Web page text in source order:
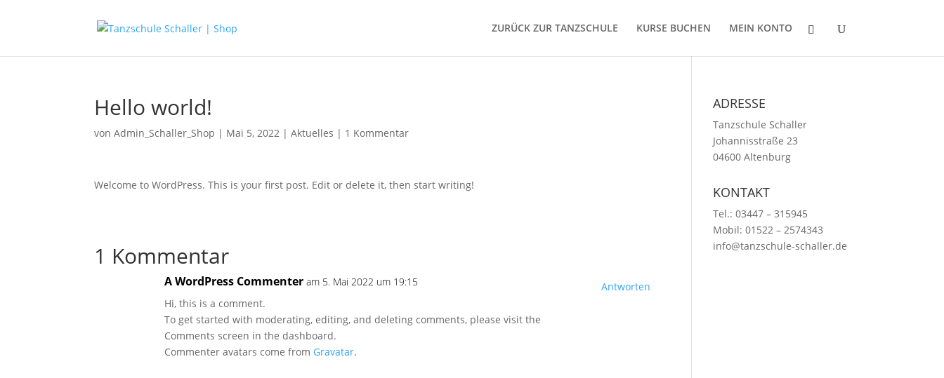
ZURÜCK ZUR TANZSCHULE KURSE BUCHEN MEIN KONTO
Hello world!
vonAdmin_Schaller_Shop | Mai 5, 2022 |Aktuelles | 1 Kommentar
Welcome to WordPress. This is your first post. Edit or delete it, then start writing!
1 Kommentar
A WordPress Commenter am 5. Mai 2022 um 19:15
Hi, this is a comment.
To get started with moderating, editing, and deleting comments, please visit the
Comments screen in the dashboard.
Commenter avatars come from Gravatar.
Antworten
ADRESSE
Tanzschule Schaller
Johannisstraße 23
04600 Altenburg
KONTAKT
Tel.: 03447 – 315945
Mobil: 01522 – 2574343
info@tanzschule-schaller.de